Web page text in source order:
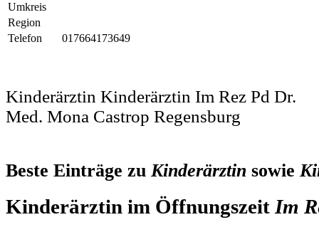
Umkreis
Region
Telefon
017664173649
Kinderärztin Kinderärztin Im Rez Pd Dr.
Med. Mona Castrop Regensburg
Beste Einträge zuKinderärztin sowie
Kinderärztin im Öffnungszeit Im